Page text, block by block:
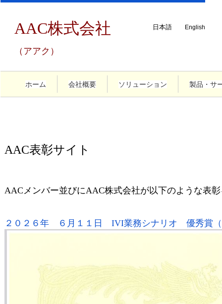
AAC株式会社
（アアク）
日本語 English
ホーム 会社概要 ソリューション 製品・サ
AAC表彰サイト
AACメンバー並びにAAC株式会社が以下のような表
２０２６年 ６月１１日 IVI業務シナリオ 優秀賞